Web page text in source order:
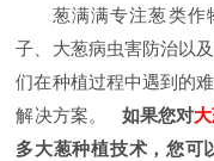
葱满满专注葱类作
子、大葱病虫害防治以
们在种植过程中遇到的
解决方案。
如果您对
多大葱种植技术，您可